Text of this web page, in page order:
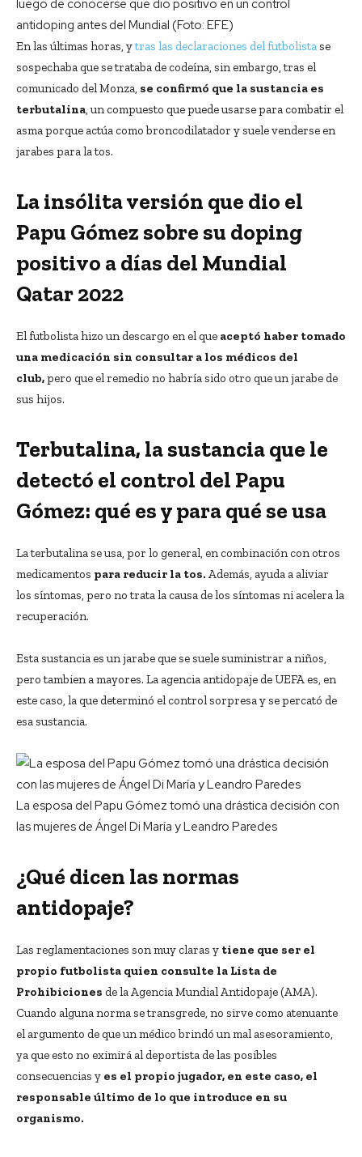
luego de conocerse que dio positivo en un control
antidoping antes del Mundial (Foto: EFE)
En las últimas horas, ytras las declaraciones del futbolista se
sospechaba que se trataba de codeína, sin embargo, tras el
comunicado del Monza, se confirmó que la sustancia es
terbutalina , un compuesto que puede usarse para combatir el
asma porque actúa como broncodilatador y suele venderse en
jarabes para la tos.
La insólita versión que dio el
Papu Gómez sobre su doping
positivo a días del Mundial
Qatar 2022
El futbolista hizo un descargo en el que aceptó haber tomado
una medicación sin consultar a los médicos del
club,pero que el remedio no habría sido otro que un jarabe de
sus hijos.
Terbutalina, la sustancia que le
detectó el control del Papu
Gómez: qué es y para qué se usa
La terbutalina se usa, por lo general, en combinación con otros
medicamentos para reducir la tos. Además, ayuda a aliviar
los síntomas, pero no trata la causa de los síntomas ni acelera la
recuperación.
Esta sustancia es un jarabe que se suele suministrar a niños,
pero tambien a mayores. La agencia antidopaje de UEFA es, en
este caso, la que determinó el control sorpresa y se percató de
esa sustancia.
La esposa del Papu Gómez tomó una drástica decisión con
las mujeres de Ángel Di María y Leandro Paredes
¿Qué dicen las normas
antidopaje?
Las reglamentaciones son muy claras y tiene que ser el
propio futbolista quien consulte la Lista de
Prohibiciones de la Agencia Mundial Antidopaje (AMA).
Cuando alguna norma se transgrede, no sirve como atenuante
el argumento de que un médico brindó un mal asesoramiento,
ya que esto no eximirá al deportista de las posibles
consecuencias y es el propio jugador, en este caso, el
responsable último de lo que introduce en su
organismo.